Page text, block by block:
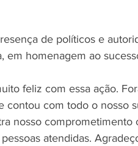
de políticos e
em homenagem ao
feliz com essa ação.
contou com todo o nosso
nosso comprometimento
atendidas.